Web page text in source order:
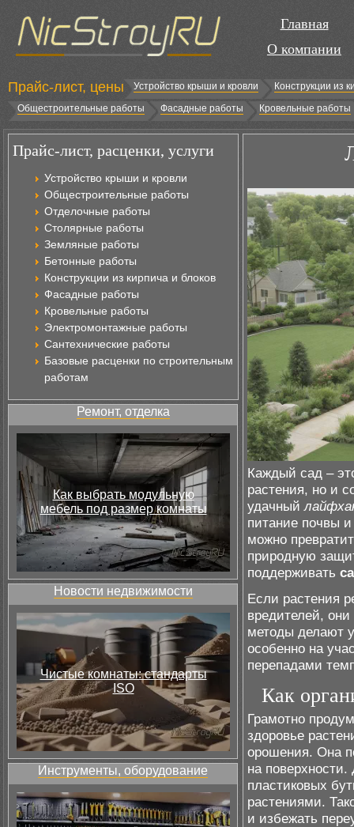
Главная
О компании
Прайс-лист, цены Устройство крыши и кровли
Конструкции из
Общестроительные работы
Фасадные работы Кровельные работы
Прайс-лист, расценки, услуги
Устройство крыши и кровли
Общестроительные работы
Отделочные работы
Столярные работы
Земляные работы
Бетонные работы
Конструкции из кирпича и блоков
Фасадные работы
Кровельные работы
Электромонтажные работы
Сантехнические работы
Базовые расценки по строительным
работам
Ремонт, отделка
Как выбрать модульную
мебель под размер комнаты
Новости недвижимости
Чистые комнаты: стандарты
ISO
Инструменты, оборудование
Каждый сад –
растения, но и
удачный
питание почвы
можно
природную
поддерживать
Если растения
вредителей,
методы делают
особенно на
перепадами
Как
Грамотно
здоровье
орошения. Она
на
пластиковых
растениями.
и избежать